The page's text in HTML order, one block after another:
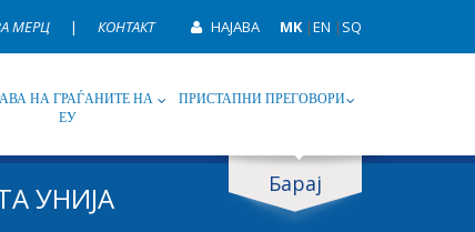
МЕРЦ | КОНТАКТ НАЈАВА MK|EN | SQ
НА ГРАЃАНИТЕ НА
ЕУ
ПРИСТАПНИ ПРЕГОВОРИ
Барај
УНИЈА